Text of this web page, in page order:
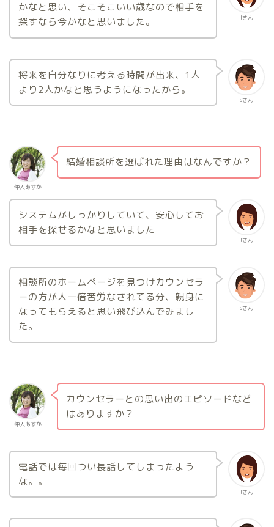
Iさん
かなと思い、そこそこいい歳なので相手を
探すなら今かなと思いました。
Sさん
将来を自分なりに考える時間が出来、1人
より2人かなと思うようになったから。
仲人あすか
結婚相談所を選ばれた理由はなんですか？
Iさん
システムがしっかりしていて、安心してお
相手を探せるかなと思いました
Sさん
相談所のホームページを見つけカウンセラ
ーの方が人一倍苦労なされてる分、親身に
なってもらえると思い飛び込んでみまし
た。
仲人あすか
カウンセラーとの思い出のエピソードなど
はありますか？
Iさん
電話では毎回つい長話してしまったよう
な。。